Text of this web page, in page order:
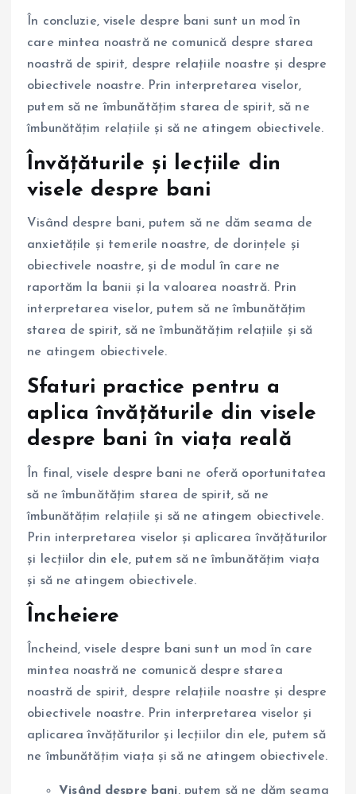
În concluzie, visele despre bani sunt un mod în
care mintea noastră ne comunică despre starea
noastră de spirit, despre relațiile noastre și despre
obiectivele noastre. Prin interpretarea viselor,
putem să ne îmbunătățim starea de spirit, să ne
îmbunătățim relațiile și să ne atingem obiectivele.
Învățăturile și lecțiile din
visele despre bani
Visând despre bani, putem să ne dăm seama de
anxietățile și temerile noastre, de dorințele și
obiectivele noastre, și de modul în care ne
raportăm la banii și la valoarea noastră. Prin
interpretarea viselor, putem să ne îmbunătățim
starea de spirit, să ne îmbunătățim relațiile și să
ne atingem obiectivele.
Sfaturi practice pentru a
aplica învățăturile din visele
despre bani în viața reală
În final, visele despre bani ne oferă oportunitatea
să ne îmbunătățim starea de spirit, să ne
îmbunătățim relațiile și să ne atingem obiectivele.
Prin interpretarea viselor și aplicarea învățăturilor
și lecțiilor din ele, putem să ne îmbunătățim viața
și să ne atingem obiectivele.
Încheiere
Încheind, visele despre bani sunt un mod în care
mintea noastră ne comunică despre starea
noastră de spirit, despre relațiile noastre și despre
obiectivele noastre. Prin interpretarea viselor și
aplicarea învățăturilor și lecțiilor din ele, putem să
ne îmbunătățim viața și să ne atingem obiectivele.
Visând despre bani, putem să ne dăm seama